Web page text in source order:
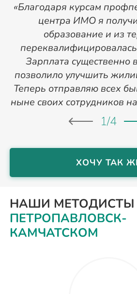
«Благодаря курсам
центра ИМО я
образование и из
Зарплата существенно
позволило улучшить
Теперь отправляю всех
ныне своих сотрудников
1/4
ХОЧУ ТАК
НАШИ МЕТОДИСТЫ
ПЕТРОПАВЛОВСК-
КАМЧАТСКОМ